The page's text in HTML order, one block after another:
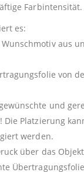
Farbintensität.
es:
aus
von
und
Die Platzierung
werden.
über das